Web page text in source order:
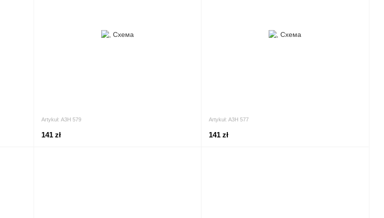
Artykuł: А3Н 579
141 zł
Artykuł: А3Н 577
141 zł